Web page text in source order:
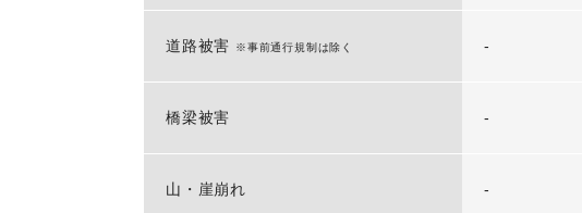
道路被害 ※事前通行規制は除く -
橋梁被害 -
山・崖崩れ -